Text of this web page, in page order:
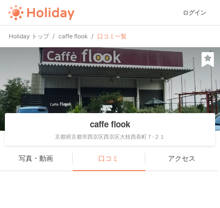
ログイン
Holiday トップ caffe flook 口コミ一覧
caffe flook
京都府京都市西京区西京区大枝西長町７-２１
写真・動画 口コミ アクセス